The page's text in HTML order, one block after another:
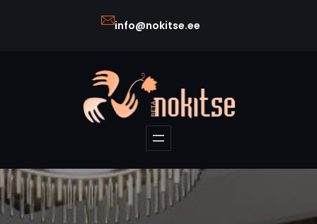
info@nokitse.ee